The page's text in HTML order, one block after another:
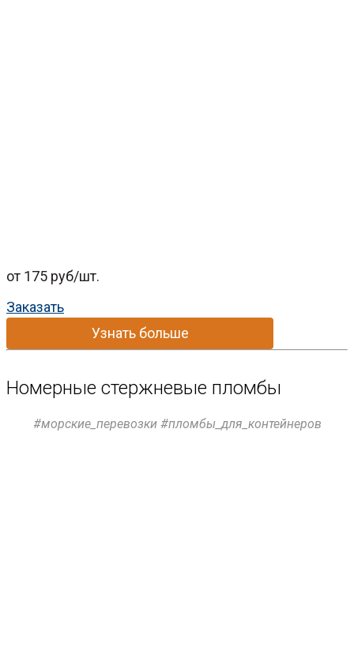
от 175 руб/шт.
Заказать
Узнать больше
Номерные стержневые пломбы
#морские_перевозки #пломбы_для_контейнеров